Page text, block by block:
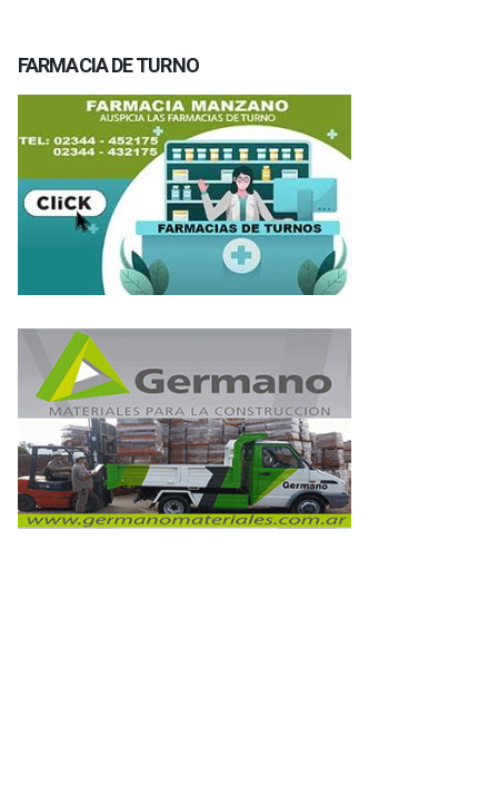
FARMACIA DE TURNO